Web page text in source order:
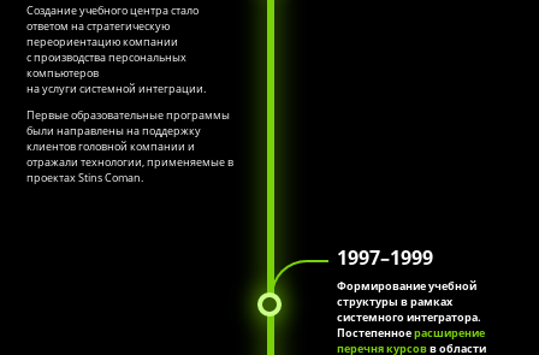
Создание учебного центра стало
ответом на стратегическую
переориентацию компании
с производства персональных
компьютеров
на услуги системной интеграции.
Первые образовательные программы
были направлены на поддержку
клиентов головной компании и
отражали технологии, применяемые в
проектах Stins Coman.
1997–1999
Формирование учебной
структуры в рамках
системного интегратора.
Постепенноерасширение
перечня курсовв области